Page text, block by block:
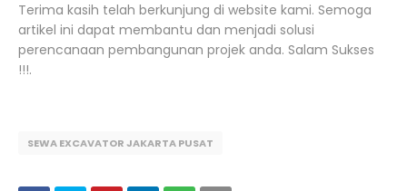
Terima kasih telah berkunjung di website kami. Semoga
artikel ini dapat membantu dan menjadi solusi
perencanaan pembangunan projek anda. Salam Sukses
!!!.
SEWA EXCAVATOR JAKARTA PUSAT